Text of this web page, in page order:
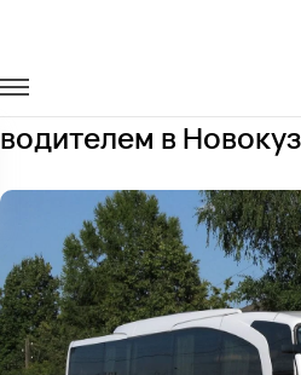
Заказать Mercedes-
водителем в